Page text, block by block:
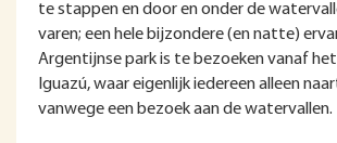
te stappen en door en onder de
varen; een hele bijzondere (en natte)
Argentijnse park is te bezoeken vanaf
Iguazú, waar eigenlijk iedereen alleen
vanwege een bezoek aan de watervallen.